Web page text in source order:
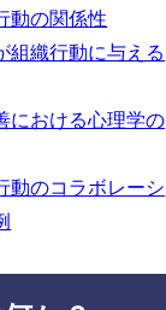
動の関係性
組織行動に与える
における心理学の
動のコラボレーシ